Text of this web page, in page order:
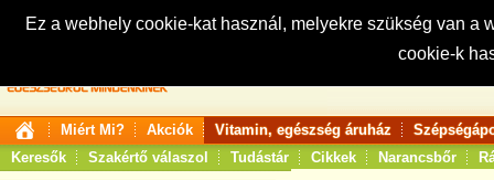
Ez a webhely cookie-kat használ, melyekre szükség van
cookie-k
Keresés:
Miért Mi? Akciók Vitamin, egészség áruház
Keresők
Szakértő válaszol Tudástár Cikkek Narancsbőr